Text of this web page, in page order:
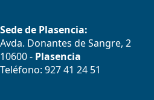
Sede de Plasencia:
Avda. Donantes de Sangre, 2
10600 - Plasencia
Teléfono: 927 41 24 51